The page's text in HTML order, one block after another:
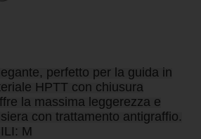
perfetto per la guida in
HPTT con chiusura
la massima leggerezza e
con trattamento antigraffio.
M